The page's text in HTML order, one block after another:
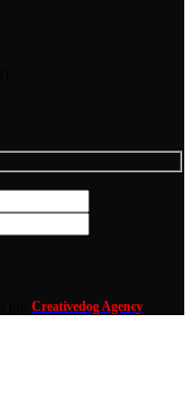
Creativedog Agency